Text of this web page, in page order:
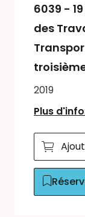
6039 -
des
2019
Plus